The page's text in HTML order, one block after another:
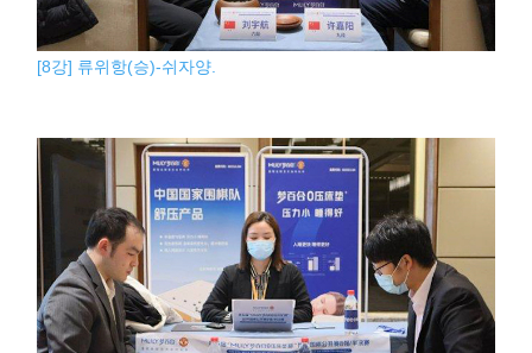
[8강] 류위항(승)-쉬자양.